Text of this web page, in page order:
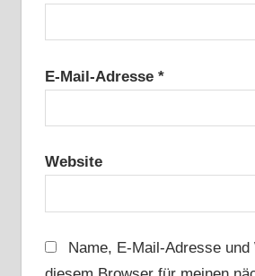
E-Mail-Adresse *
Website
Name, E-Mail-Adresse und